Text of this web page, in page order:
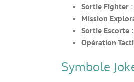
Sortie Fighter
Mission
Sortie Escorte
Opération
Symbole